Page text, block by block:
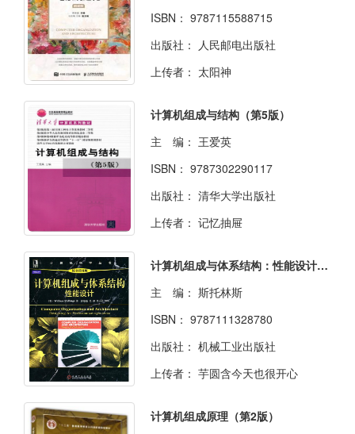
ISBN： 9787115588715
出版社： 人民邮电出版社
上传者： 太阳神
计算机组成与结构（第5版）
主 编： 王爱英
ISBN： 9787302290117
出版社： 清华大学出版社
上传者： 记忆抽屉
计算机组成与体系结构：性能设计（原书第8版）
主 编： 斯托林斯
ISBN： 9787111328780
出版社： 机械工业出版社
上传者： 芋圆含今天也很开心
计算机组成原理（第2版）